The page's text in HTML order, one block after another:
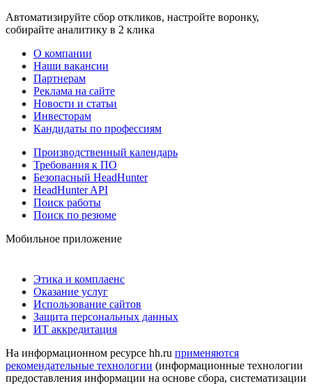
Автоматизируйте сбор откликов, настройте воронку,
собирайте аналитику в 2 клика
О компании
Наши вакансии
Партнерам
Реклама на сайте
Новости и статьи
Инвесторам
Кандидаты по профессиям
Производственный календарь
Требования к ПО
Безопасный HeadHunter
HeadHunter API
Поиск работы
Поиск по резюме
Мобильное приложение
Этика и комплаенс
Оказание услуг
Использование сайтов
Защита персональных данных
ИТ аккредитация
На информационном ресурсе hh.ru применяются
рекомендательные технологии (информационные технологии
предоставления информации на основе сбора, систематизации